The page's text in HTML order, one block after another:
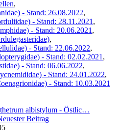
,
- Stand: 26.08.2022,
- Stand: 28.11.2021 ,
- Stand: 20.06.2021 ,
,
- Stand: 22.06.2022,
- Stand: 02.02.2021 ,
- Stand: 06.06.2022,
- Stand: 24.01.2022,
- Stand: 10.03.2021
albistylum - Östlic…
Beitrag